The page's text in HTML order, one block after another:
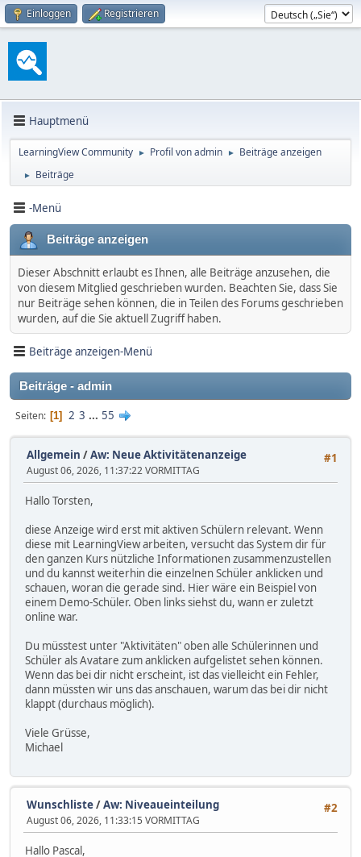
Einloggen Registrieren
Hauptmenü
LearningView Community ► Profil von admin ► Beiträge anzeigen
► Beiträge
-Menü
Beiträge anzeigen
Dieser Abschnitt erlaubt es Ihnen, alle Beiträge anzusehen, die
von diesem Mitglied geschrieben wurden. Beachten Sie, dass Sie
nur Beiträge sehen können, die in Teilen des Forums geschrieben
wurden, auf die Sie aktuell Zugriff haben.
Beiträge anzeigen-Menü
Beiträge - admin
Seiten 1 2 3 ... 55
#1
Allgemein /Aw: Neue Aktivitätenanzeige
August 06, 2026, 11:37:22 VORMITTAG
Hallo Torsten,
diese Anzeige wird erst mit aktiven Schülern relevant. Wenn
diese mit LearningView arbeiten, versucht das System dir für
den ganzen Kurs nützliche Informationen zusammenzustellen
und du kannst weiterhin die einzelnen Schüler anklicken und
schauen, woran die gerade sind. Hier wäre ein Beispiel von
einem Demo-Schüler. Oben links siehst du, wann er zuletzt
online war.
Du müsstest unter "Aktivitäten" oben alle Schülerinnen und
Schüler als Avatare zum anklicken aufgelistet sehen können.
Wenn das bei dir nicht erscheint, ist das vielleicht ein Fehler,
dann müssten wir uns das anschauen, warum das bei dir nicht
klappt (durchaus möglich).
Viele Grüsse,
Michael
#2
Wunschliste/Aw: Niveaueinteilung
August 06, 2026, 11:33:15 VORMITTAG
Hallo Pascal,